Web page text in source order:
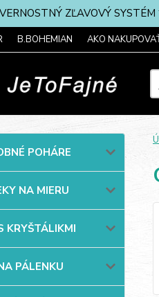
ZĽAVOVÝ
B.BOHEMIAN AKO
POHÁRE
NA MIERU
KRYŠTÁLIKMI
PÁLENKU